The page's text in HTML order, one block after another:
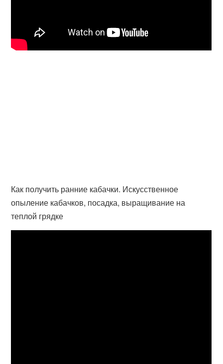
Как получить ранние кабачки. Искусственное
опыление кабачков, посадка, выращивание на
теплой грядке